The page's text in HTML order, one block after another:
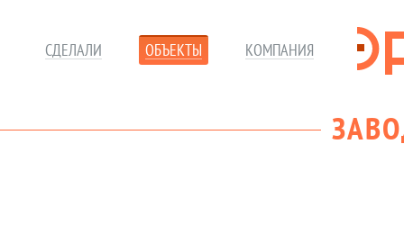
СДЕЛАЛИ ОБЪЕКТЫ КОМПАНИЯ